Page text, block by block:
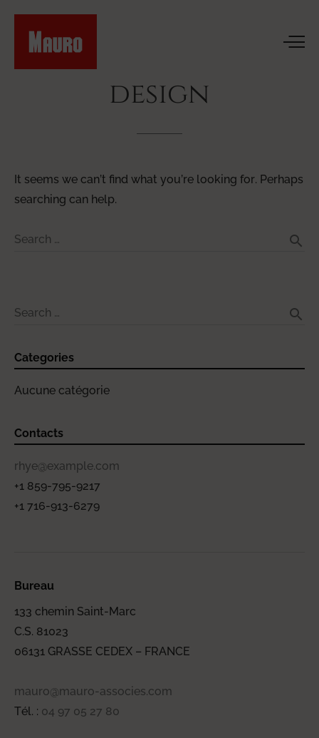
design
It seems we can’t find what you’re looking for. Perhaps
searching can help.
Search … search
Search … search
Categories
Aucune catégorie
Contacts
rhye@example.com
+1 859-795-9217
+1 716-913-6279
Bureau
133 chemin Saint-Marc
C.S. 81023
06131 GRASSE CEDEX – FRANCE
mauro@mauro-associes.com
Tél. : 04 97 05 27 80